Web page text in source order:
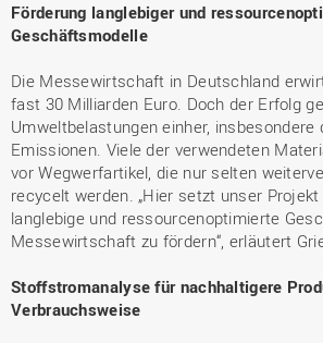
Förderung langlebiger und
Geschäftsmodelle
Die Messewirtschaft in Deutschland
fast 30 Milliarden Euro. Doch der Erfolg
Umweltbelastungen einher, insbesondere
Emissionen. Viele der verwendeten
vor Wegwerfartikel, die nur selten
recycelt werden. „Hier setzt unser
langlebige und ressourcenoptimierte
Messewirtschaft zu fördern“, erläutert
Stoffstromanalyse für nachhaltigere
Verbrauchsweise